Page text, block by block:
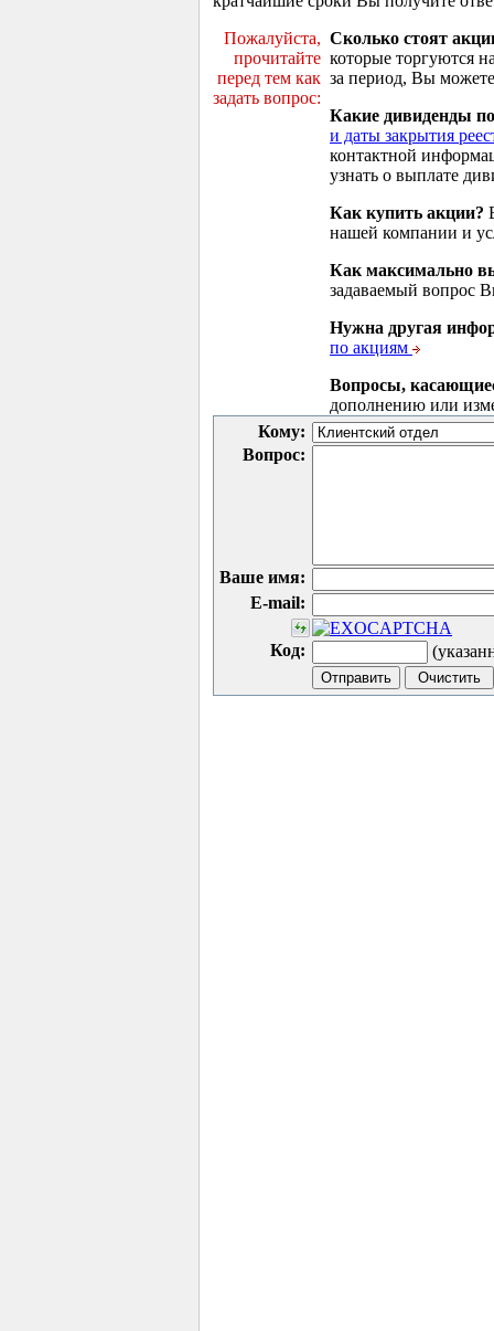
Пожалуйста,
прочитайте
перед тем как
задать вопрос:
Сколько стоят
которые торгуются
за период, Вы
Какие дивиденды
и даты закрытия
контактной
узнать о выплате
Как купить акции?
нашей компании и
Как максимально
задаваемый вопрос
Нужна другая
по акциям
Вопросы,
дополнению или
Кому:
Вопрос:
Ваше имя:
E-mail:
Код: